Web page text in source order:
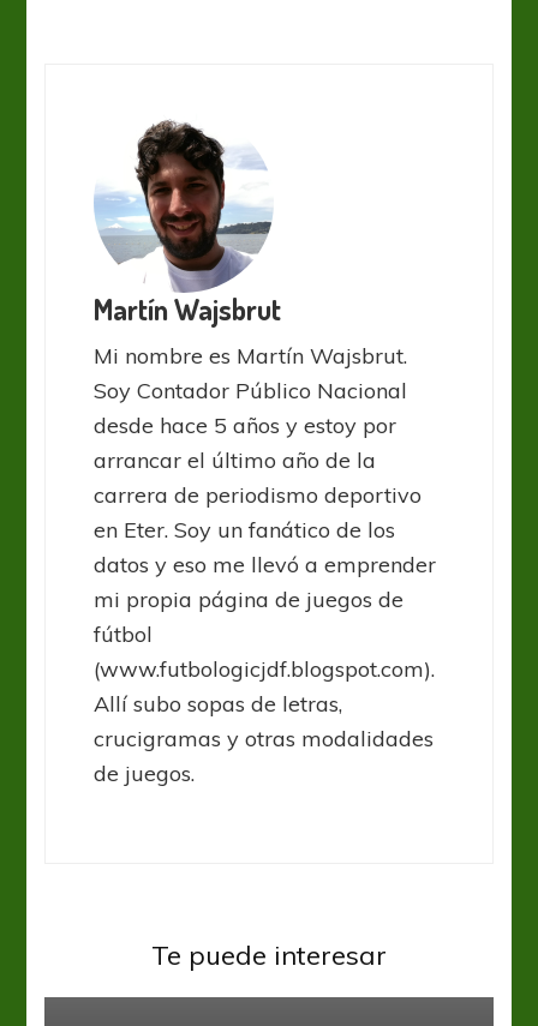
Martín Wajsbrut
Mi nombre es Martín Wajsbrut.
Soy Contador Público Nacional
desde hace 5 años y estoy por
arrancar el último año de la
carrera de periodismo deportivo
en Eter. Soy un fanático de los
datos y eso me llevó a emprender
mi propia página de juegos de
fútbol
(www.futbologicjdf.blogspot.com).
Allí subo sopas de letras,
crucigramas y otras modalidades
de juegos.
Te puede interesar
Los once de Larriera para el